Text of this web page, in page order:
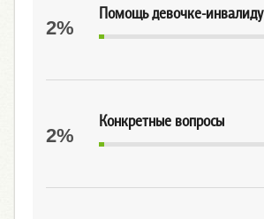
Помощь девочке-инвалиду
2%
Конкретные вопросы
2%